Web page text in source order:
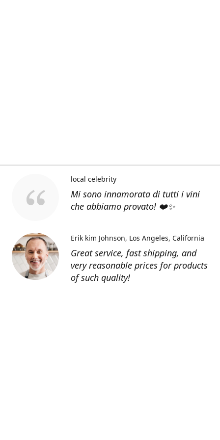
Mi sono innamorata di tutti i vini
che abbiamo provato! ❤️✨
local celebrity
Great service, fast shipping, and
very reasonable prices for products
of such quality!
Erik kim Johnson Los Angeles, California